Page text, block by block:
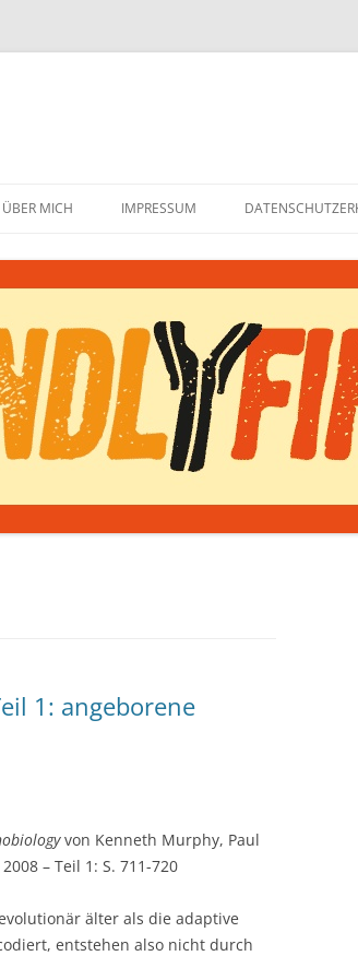
ÜBER MICH IMPRESSUM
1: angeborene
von Kenneth Murphy, Paul
– Teil 1: S. 711-720
älter als die adaptive
entstehen also nicht durch